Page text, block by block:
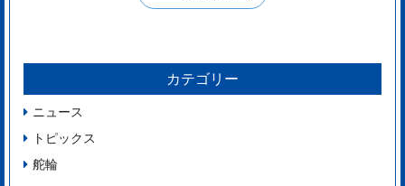
カテゴリー
ニュース
トピックス
舵輪